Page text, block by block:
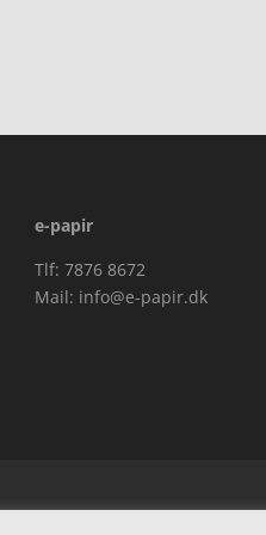
e-papir
Tlf: 7876 8672
Mail: info@e-papir.dk